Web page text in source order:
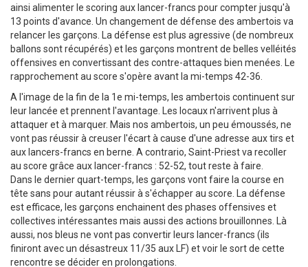
ainsi alimenter le scoring aux lancer-francs pour compter jusqu'à
13 points d'avance. Un changement de défense des ambertois va
relancer les garçons. La défense est plus agressive (de nombreux
ballons sont récupérés) et les garçons montrent de belles velléités
offensives en convertissant des contre-attaques bien menées. Le
rapprochement au score s'opère avant la mi-temps 42-36.
A l'image de la fin de la 1e mi-temps, les ambertois continuent sur
leur lancée et prennent l'avantage. Les locaux n'arrivent plus à
attaquer et à marquer. Mais nos ambertois, un peu émoussés, ne
vont pas réussir à creuser l'écart à cause d'une adresse aux tirs et
aux lancers-francs en berne. A contrario, Saint-Priest va recoller
au score grâce aux lancer-francs : 52-52, tout reste à faire.
Dans le dernier quart-temps, les garçons vont faire la course en
tête sans pour autant réussir à s'échapper au score. La défense
est efficace, les garçons enchainent des phases offensives et
collectives intéressantes mais aussi des actions brouillonnes. Là
aussi, nos bleus ne vont pas convertir leurs lancer-francs (ils
finiront avec un désastreux 11/35 aux LF) et voir le sort de cette
rencontre se décider en prolongations.